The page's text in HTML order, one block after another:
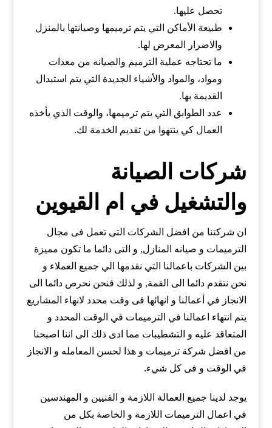
تحصل عليها.
طبيعة الأماكن التي يتم ترميمها وصيانتها بالمنزل
والاضرار المعرض لها.
ما تحتاجه عملية الترميم والصيانه من معدات
ومواد، والمواد والأشياء الجديدة التي يتم استبدال
القديمة بها.
عدد الطوابق التي يتم ترميمها، والوقت الذي يأخذه
العمال كي ينتهوا من تقديم الخدمة لك.
شركات الصيانة
والتشغيل في ام القيوين
ان شركتنا من افضل الشركات التى تعمل فى مجال
الترميمات و صيانه المنازل, و التى دائما ما تكون مميزة
بين الشركات باعمالنا التي نقدمها الي جميع العملاء و
نحن نتقدم دائما الى القمة, و لذلك فنحن نحرص دائما الى
الانجاز في أعمالنا و انهائها فى وقت محدد لانهاء المشاريع
يتم انتهاء اعمالنا في الترميمات في الوقت المحدد و
المتعاقد عليه و التشطيبات مما ادى ذلك الى اننا اصبحنا
من افضل شركة ترميمات و هذا لحسن المعامله و الانجاز
في الوقت و فى كل شيء.
يوجد لدينا جميع العمالة اللازمة و الفنيين و المهندسين
في اعمال الترميمات اللازمة و الخاصة بكل من